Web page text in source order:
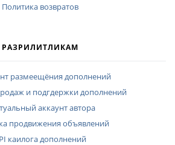
Политика возвратов
РАЗРИЛИТЛИКАМ
размеещёния дополнений
и подгдержки дополнений
аккаунт автора
продвижения объявлений
каилога дополнений